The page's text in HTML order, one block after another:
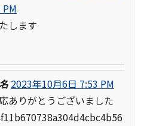
PM
します
2023年10月6日 7:53 PM
ありがとうございました